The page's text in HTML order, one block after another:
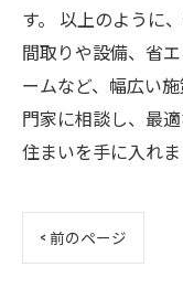
す。 以上のように
間取りや設備、省
ームなど、幅広い
門家に相談し、最
住まいを手に入れま
< 前のページ